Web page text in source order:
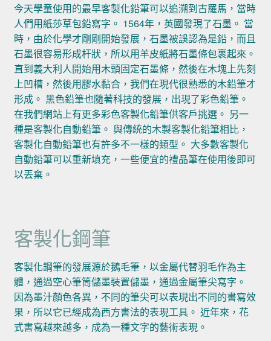
今天學童使用的最早客製化鉛筆可以追溯到古羅馬，當時
人們用紙莎草包鉛寫字。 1564年，英國發現了石墨。 當
時，由於化學才剛剛開始發展，石墨被誤認為是鉛，而且
石墨很容易形成杆狀，所以用羊皮紙將石墨條包裹起來。
直到義大利人開始用木頭固定石墨條，然後在木塊上先刻
上凹槽，然後用膠水黏合，我們在現代很熟悉的木鉛筆才
形成。 黑色鉛筆也隨著科技的發展，出現了彩色鉛筆。
在我們網站上有更多彩色客製化鉛筆供客戶挑選。 另一
種是客製化自動鉛筆。 與傳統的木製客製化鉛筆相比，
客製化自動鉛筆也有許多不一樣的類型。 大多數客製化
自動鉛筆可以重新填充，一些便宜的禮品筆在使用後即可
以丟棄。
客製化鋼筆
客製化鋼筆的發展源於鵝毛筆，以金屬代替羽毛作為主
體，通過空心筆筒儲墨裝置儲墨，通過金屬筆尖寫字。
因為墨汁顏色各異，不同的筆尖可以表現出不同的書寫效
果，所以它已經成為西方書法的表現工具。 近年來，花
式書寫越來越多，成為一種文字的藝術表現。